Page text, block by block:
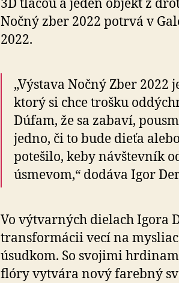
3D tlačou a jeden objekt z
Nočný zber 2022 potrvá v
2022.
„Výstava Nočný Zber
ktorý si chce trošku
Dúfam, že sa zabaví,
jedno, či to bude dieťa
potešilo, keby návštevník
úsmevom,“ dodáva Igor
Vo výtvarných dielach Igora
transformácii vecí na
úsudkom. So svojimi
flóry vytvára nový farebný